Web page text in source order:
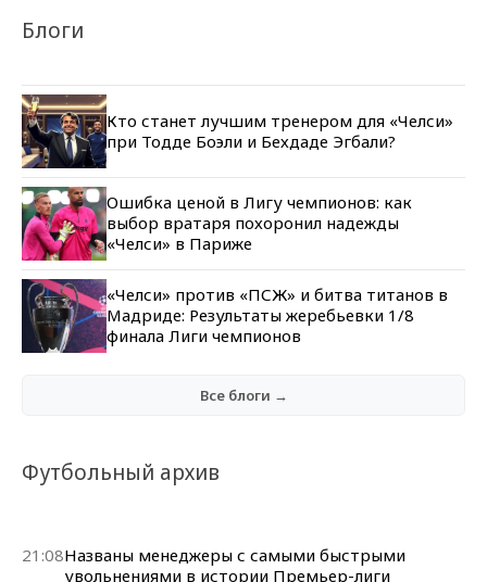
Блоги
Кто станет лучшим тренером для «Челси»
при Тодде Боэли и Бехдаде Эгбали?
Ошибка ценой в Лигу чемпионов: как
выбор вратаря похоронил надежды
«Челси» в Париже
«Челси» против «ПСЖ» и битва титанов в
Мадриде: Результаты жеребьевки 1/8
финала Лиги чемпионов
Все блоги →
Футбольный архив
21:08Названы менеджеры с самыми быстрыми
увольнениями в истории Премьер-лиги